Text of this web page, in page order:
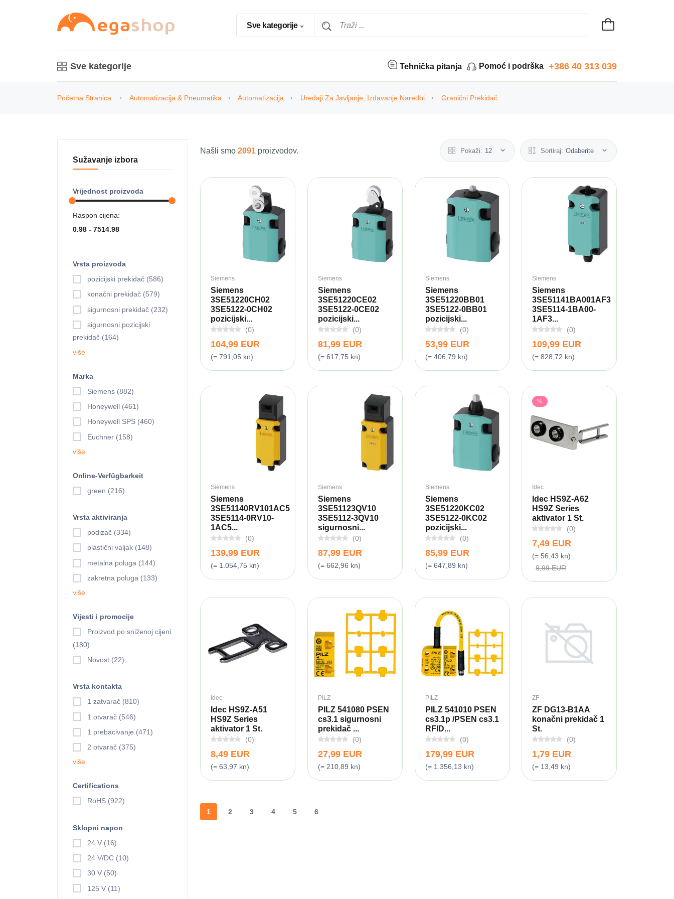
Sve kategorije
Sve kategorije Tehnička pitanja Pomoć i podrška +386 40 313 039
Početna Stranica Automatizacija & Pneumatika Automatizacija Uređaji Za Javljanje, Izdavanje Naredbi Granični Prekidač
Našli smo 2091 proizvodov. Pokaži: 12 Sortiraj: Odaberite
Siemens
Siemens
3SE51220CH02
3SE5122-0CH02
pozicijski...
(0)
104,99 EUR
(= 791,05 kn)
Siemens
Siemens
3SE51220CE02
3SE5122-0CE02
pozicijski...
(0)
81,99 EUR
(= 617,75 kn)
Siemens
Siemens
3SE51220BB01
3SE5122-0BB01
pozicijski...
(0)
53,99 EUR
(= 406,79 kn)
Siemens
Siemens
3SE51141BA001AF3
3SE5114-1BA00-
1AF3...
(0)
109,99 EUR
(= 828,72 kn)
Siemens
Siemens
3SE51140RV101AC5
3SE5114-0RV10-
1AC5...
(0)
139,99 EUR
(= 1.054,75 kn)
Siemens
Siemens
3SE51123QV10
3SE5112-3QV10
sigurnosni...
(0)
87,99 EUR
(= 662,96 kn)
Siemens
Siemens
3SE51220KC02
3SE5122-0KC02
pozicijski...
(0)
85,99 EUR
(= 647,89 kn)
%
Idec
Idec HS9Z-A62
HS9Z Series
aktivator 1 St.
(0)
7,49 EUR
(= 56,43 kn)
9,99 EUR
Idec
Idec HS9Z-A51
HS9Z Series
aktivator 1 St.
(0)
8,49 EUR
(= 63,97 kn)
PILZ
PILZ 541080 PSEN
cs3.1 sigurnosni
prekidač ...
(0)
27,99 EUR
(= 210,89 kn)
PILZ
PILZ 541010 PSEN
cs3.1p /PSEN cs3.1
RFID...
(0)
179,99 EUR
(= 1.356,13 kn)
ZF
ZF DG13-B1AA
konačni prekidač 1
St.
(0)
1,79 EUR
(= 13,49 kn)
1 2 3 4 5 6
Sužavanje izbora
Vrijednost proizvoda
Raspon cijena:
Vrsta proizvoda
pozicijski prekidač (586)
konačni prekidač (579)
sigurnosni prekidač (232)
sigurnosni pozicijski
prekidač (164)
više
Marka
Siemens (882)
Honeywell (461)
Honeywell SPS (460)
Euchner (158)
više
Online-Verfügbarkeit
green (216)
Vrsta aktiviranja
podizač (334)
plastični valjak (148)
metalna poluga (144)
zakretna poluga (133)
više
Vijesti i promocije
Proizvod po sniženoj cijeni
(180)
Novost (22)
Vrsta kontakta
1 zatvarač (810)
1 otvarač (546)
1 prebacivanje (471)
2 otvarač (375)
više
Certifications
RoHS (922)
Sklopni napon
24 V (16)
24 V/DC (10)
30 V (50)
125 V (11)